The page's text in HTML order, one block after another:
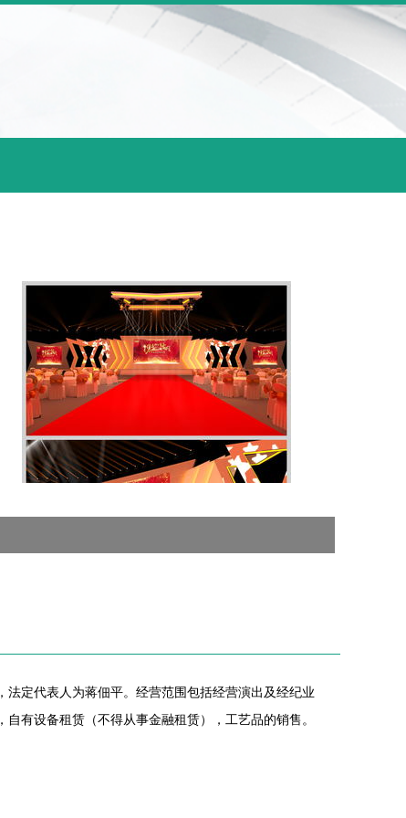
定代表人为蒋佃平。经营范围包括经营演出及经纪业
有设备租赁（不得从事金融租赁），工艺品的销售。